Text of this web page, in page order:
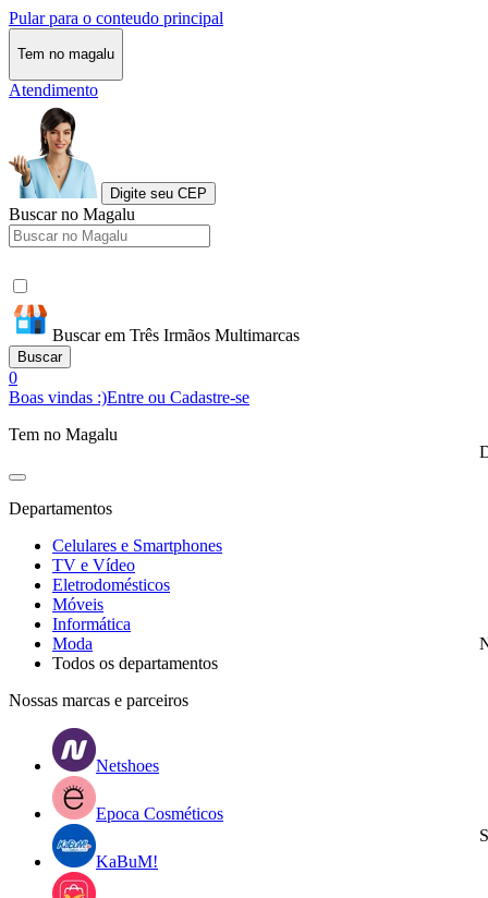
Pular para o conteudo principal
Tem no magalu
Atendimento
Digite seu CEP
Buscar no Magalu
Buscar em Três Irmãos Multimarcas
Buscar
0
Boas vindas :)Entre ou Cadastre-se
Tem no Magalu
Departamentos
Celulares e Smartphones
TV e Vídeo
Eletrodomésticos
Móveis
Informática
Moda
Todos os departamentos
Nossas marcas e parceiros
Netshoes
Epoca Cosméticos
KaBuM!